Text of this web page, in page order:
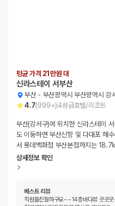
평균 가격 21만원 대
신라스테이 서부산
부산- 부산광역시 부산광역시
4.7(999+)4성급호텔/리조트
부산(강서구)에 위치한 신라스테이
도 이동하면 부산신항 및 다대포 해
서 롯데백화점 부산본점까지는
상세정보 확인
베스트 리뷰
직원들친절하구요~~14층바다뷰 굿굿